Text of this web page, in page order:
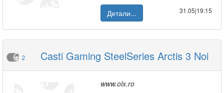
Детали...
31.05|19:15
2 Casti Gaming SteelSeries Arctis 3 Noi
www.olx.ro